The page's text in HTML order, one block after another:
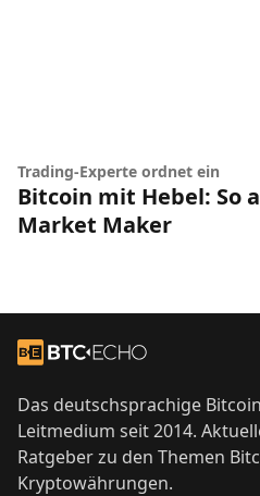
Trading-Experte ordnet ein
Bitcoin mit Hebel: So
Market Maker
Zur Startseite
Das deutschsprachige
Leitmedium seit 2014.
Ratgeber zu den Themen
Kryptowährungen.